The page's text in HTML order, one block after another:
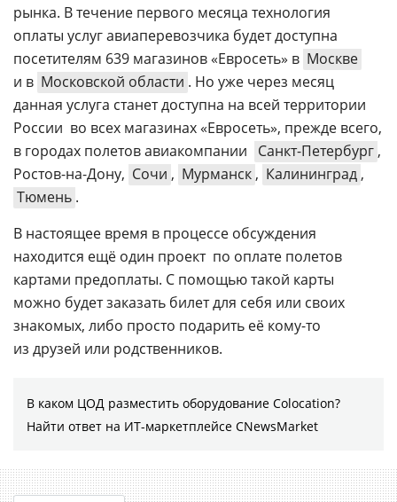
рынка. В течение первого месяца технология
оплаты услуг авиаперевозчика будет доступна
посетителям 639 магазинов «Евросеть» в Москве
и в Московской области . Но уже через месяц
данная услуга станет доступна на всей территории
России  во всех магазинах «Евросеть», прежде всего,
в городах полетов авиакомпании 
Санкт-Петербург ,
Ростов-на-Дону, Сочи , Мурманск , Калининград ,
Тюмень .
В настоящее время в процессе обсуждения
находится ещё один проект  по оплате полетов
картами предоплаты. С помощью такой карты
можно будет заказать билет для себя или своих
знакомых, либо просто подарить её кому-то
из друзей или родственников.
В каком ЦОД разместить оборудование Colocation?
Найти ответ на ИТ-маркетплейсе CNewsMarket